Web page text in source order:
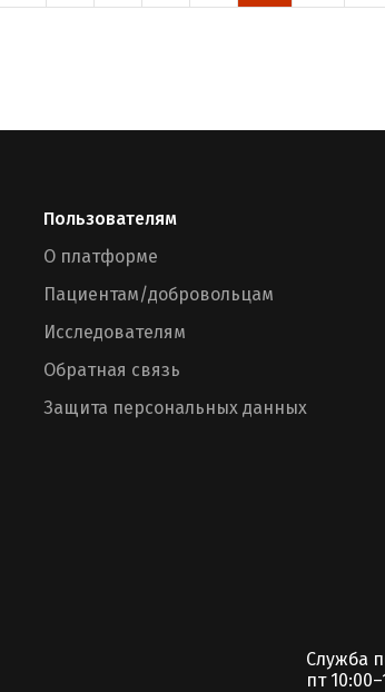
Пользователям
О платформе
Пациентам/добровольцам
Исследователям
Обратная связь
Защита персональных данных
Служба
пт